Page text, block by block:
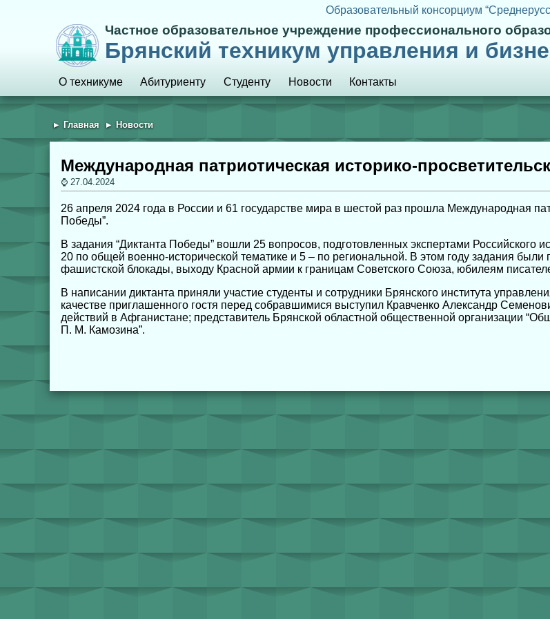
Образовательный консорциум
Частное образовательное учреждение профессионального
Брянский техникум управления и
О техникуме Абитуриенту Студенту Новости Контакты
Главная Новости
Международная патриотическая историко-
27.04.2024
26 апреля 2024 года в России и 61 государстве мира в шестой раз прошла Международная
Победы”.
В задания “Диктанта Победы” вошли 25 вопросов, подготовленных экспертами Российского
20 по общей военно-исторической тематике и 5 – по региональной. В этом году задания
фашистской блокады, выходу Красной армии к границам Советского Союза, юбилеям
В написании диктанта приняли участие студенты и сотрудники Брянского института
качестве приглашенного гостя перед собравшимися выступил Кравченко Александр
действий в Афганистане; представитель Брянской областной общественной организации
П. М. Камозина”.